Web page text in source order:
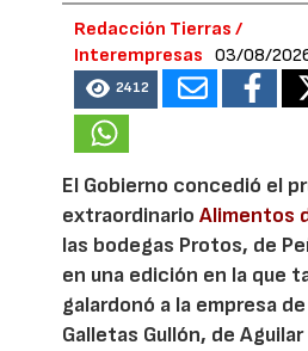
Redacción Tierras /
Interempresas
03/08/
2412
El Gobierno concedió el
extraordinarioAlimentos
las bodegas Protos, de
en una edición en la que
galardonó a la empresa
Galletas Gullón, de